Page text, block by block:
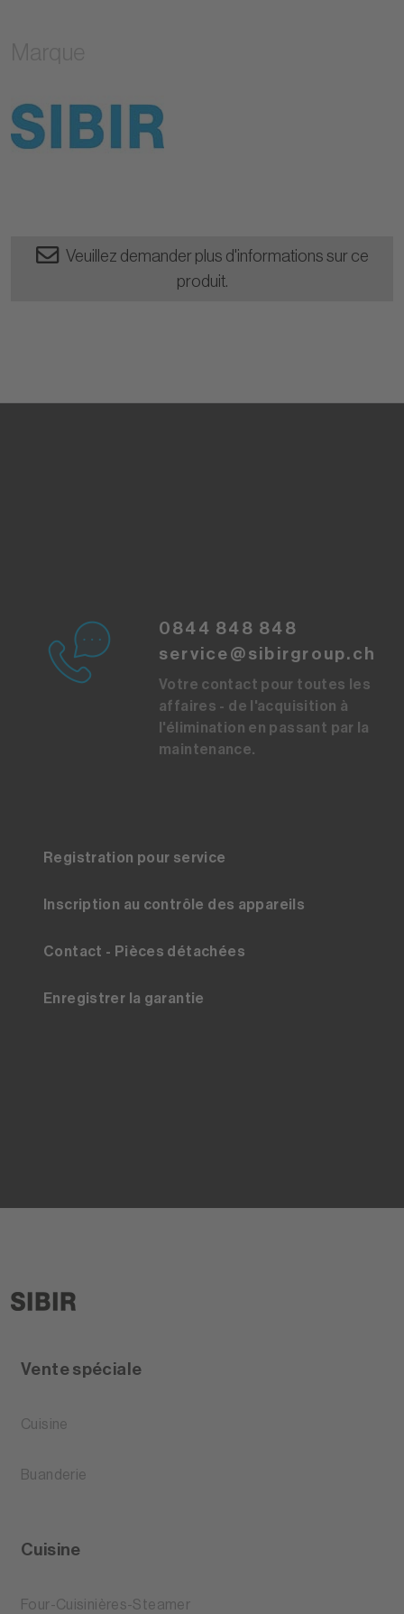
Veuillez demander plus d'informations sur ce
produit.
0844 848 848
service@sibirgroup.ch
Votre contact pour toutes les
affaires - de l'acquisition à
l'élimination en passant par la
maintenance.
Registration pour service
Inscription au contrôle des appareils
Contact - Pièces détachées
Enregistrer la garantie
Vente spéciale
Cuisine
Buanderie
Cuisine
Four-Cuisinières-Steamer